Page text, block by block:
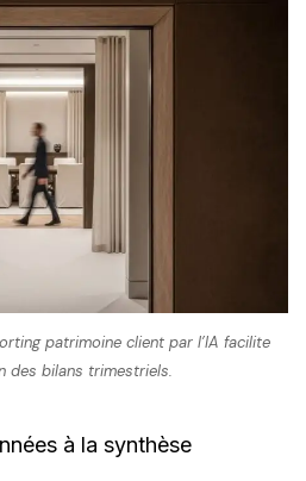
patrimoine client par l’IA facilite
des bilans trimestriels.
à la synthèse